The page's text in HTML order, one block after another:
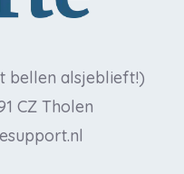
bellen alsjeblieft!)
CZ Tholen